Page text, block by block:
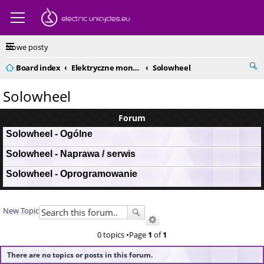
Nowe posty
Board index
Elektryczne monocykle - kompendium Solowheel
Solowheel
Forum
Solowheel - Ogólne
Solowheel - Naprawa / serwis
Solowheel - Oprogramowanie
New Topic
0 topics •Page 1 of1
There are no topics or posts in this forum.